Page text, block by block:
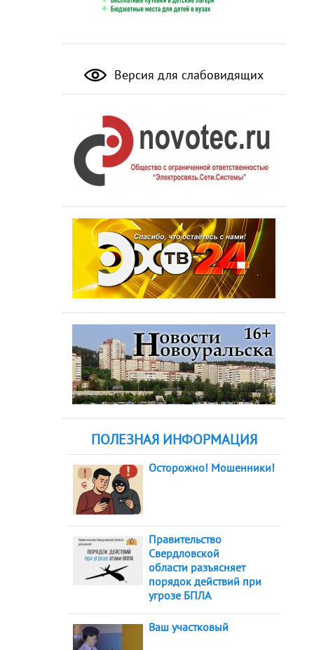
Версия для слабовидящих
ПОЛЕЗНАЯ ИНФОРМАЦИЯ
Осторожно! Мошенники!
Правительство
Свердловской
области разъясняет
порядок действий при
угрозе БПЛА
Ваш участковый